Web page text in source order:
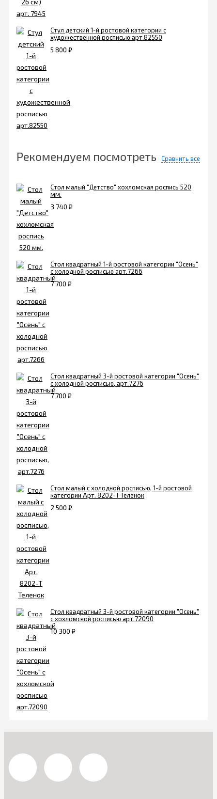
Стул детский 1-й ростовой категории с
художественной росписью арт.82550
5 800 ₽
Рекомендуем посмотреть Сравнить все
Стол малый "Детство" хохломская роспись 520
мм.
3 740 ₽
Стол квадратный 1-й ростовой категории "Осень"
с холодной росписью арт.7266
7 700 ₽
Стол квадратный 3-й ростовой категории "Осень"
с холодной росписью, арт.7276
7 700 ₽
Стол малый с холодной росписью, 1-й ростовой
категории Арт. 8202-Т Теленок
2 500 ₽
Стол квадратный 3-й ростовой категории "Осень"
с хохломской росписью арт.72090
10 300 ₽